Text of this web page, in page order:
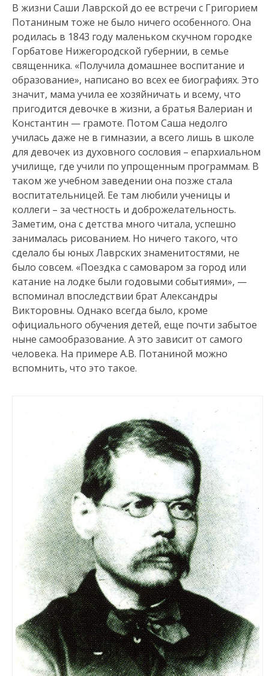
В жизни Саши Лаврской до ее встречи с Григорием
Потаниным тоже не было ничего особенного. Она
родилась в 1843 году маленьком скучном городке
Горбатове Нижегородской губернии, в семье
священника. «Получила домашнее воспитание и
образование», написано во всех ее биографиях. Это
значит, мама учила ее хозяйничать и всему, что
пригодится девочке в жизни, а братья Валериан и
Константин — грамоте. Потом Саша недолго
училась даже не в гимназии, а всего лишь в школе
для девочек из духовного сословия – епархиальном
училище, где учили по упрощенным программам. В
таком же учебном заведении она позже стала
воспитательницей. Ее там любили ученицы и
коллеги – за честность и доброжелательность.
Заметим, она с детства много читала, успешно
занималась рисованием. Но ничего такого, что
сделало бы юных Лаврских знаменитостями, не
было совсем. «Поездка с самоваром за город или
катание на лодке были годовыми событиями», —
вспоминал впоследствии брат Александры
Викторовны. Однако всегда было, кроме
официального обучения детей, еще почти забытое
ныне самообразование. А это зависит от самого
человека. На примере А.В. Потаниной можно
вспомнить, что это такое.